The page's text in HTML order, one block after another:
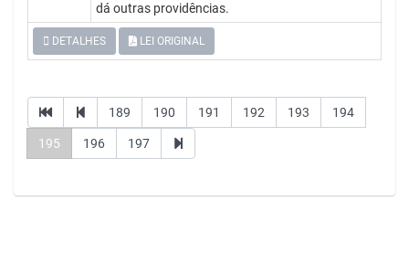
dá outras providências.
DETALHES LEI ORIGINAL
189 190 191 192 193 194
195 196 197